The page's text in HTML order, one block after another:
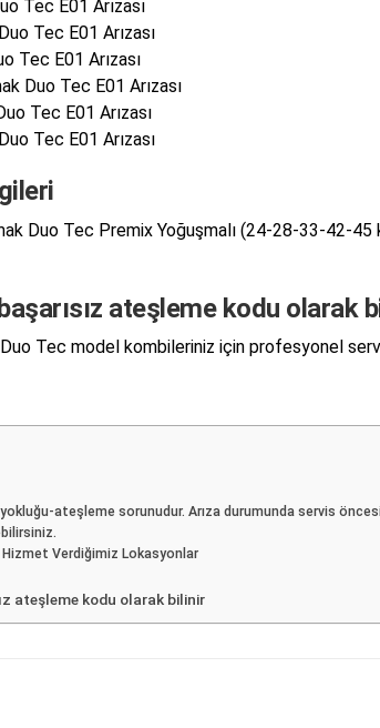
Tec E01 Arızası
Tec E01 Arızası
Tec E01 Arızası
Duo Tec E01 Arızası
Tec E01 Arızası
Tec E01 Arızası
Duo Tec Premix Yoğuşmalı (24-28-33-42-
ateşleme kodu olarak
Tec model kombileriniz için profesyonel
ateşleme sorunudur. Arıza durumunda servis
Hizmet Verdiğimiz Lokasyonlar
ateşleme kodu olarak bilinir